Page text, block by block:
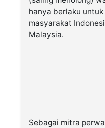
hanya berlaku
masyarakat
Malaysia.
Sebagai mitra